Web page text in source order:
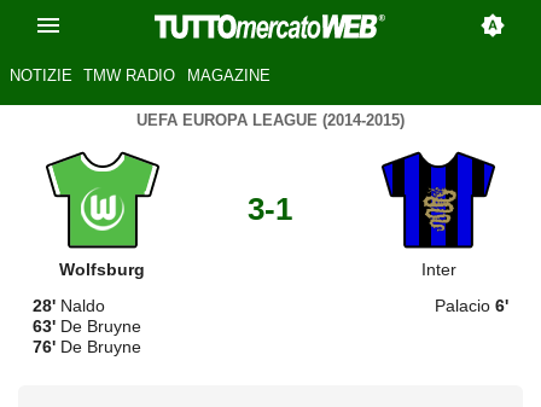
NOTIZIE TMW RADIO MAGAZINE
UEFA EUROPA LEAGUE (2014-2015)
Wolfsburg
3-1
Inter
28' Naldo
63' De Bruyne
76' De Bruyne
Palacio 6'